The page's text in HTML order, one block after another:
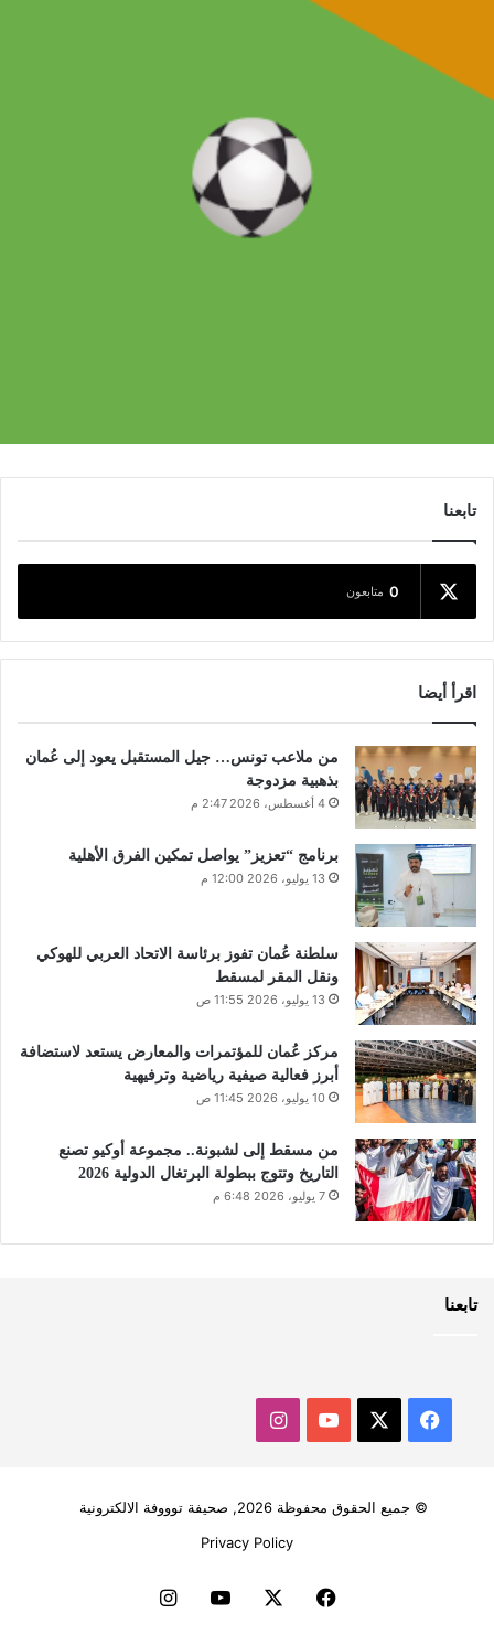
تابعنا
0 متابعون
اقرأ أيضا
من ملاعب تونس… جيل المستقبل يعود إلى عُمان
بذهبية مزدوجة
4 أغسطس، 2026 2:47 م
برنامج “تعزيز” يواصل تمكين الفرق الأهلية
13 يوليو، 2026 12:00 م
سلطنة عُمان تفوز برئاسة الاتحاد العربي للهوكي
ونقل المقر لمسقط
13 يوليو، 2026 11:55 ص
مركز عُمان للمؤتمرات والمعارض يستعد لاستضافة
أبرز فعالية صيفية رياضية وترفيهية
10 يوليو، 2026 11:45 ص
من مسقط إلى لشبونة.. مجموعة أوكيو تصنع
التاريخ وتتوج ببطولة البرتغال الدولية 2026
7 يوليو، 2026 6:48 م
تابعنا
فيسبوك ‫YouTubeانستقرام
© جميع الحقوق محفوظة 2026, صحيفة توووفة الالكترونية
Privacy Policy
فيسبوك ‫YouTubeانستقرام